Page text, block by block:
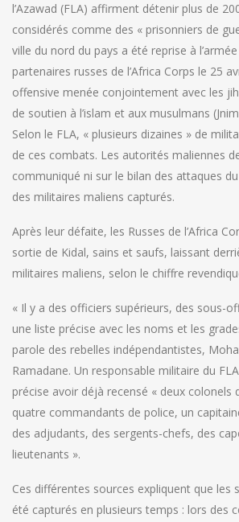
l’Azawad (FLA) affirment détenir plus de
considérés comme des « prisonniers de
ville du nord du pays a été reprise à
partenaires russes de l’Africa Corps le 25
offensive menée conjointement avec les
de soutien à l’islam et aux musulmans
Selon le FLA, « plusieurs dizaines » de
de ces combats. Les autorités maliennes
communiqué ni sur le bilan des attaques
des militaires maliens capturés.
Après leur défaite, les Russes de l’Africa
sortie de Kidal, sains et saufs, laissant
militaires maliens, selon le chiffre
« Il y a des officiers supérieurs, des sous-
une liste précise avec les noms et les
parole des rebelles indépendantistes,
Ramadane. Un responsable militaire du
précise avoir déjà recensé « deux colonels
quatre commandants de police, un
des adjudants, des sergents-chefs, des
lieutenants ».
Ces différentes sources expliquent que les
été capturés en plusieurs temps : lors des